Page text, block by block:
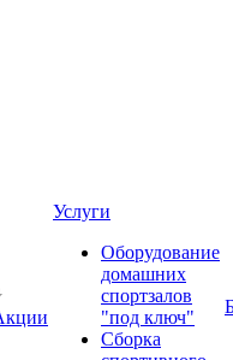
Услуги
Оборудование
домашних
спортзалов
"под ключ"
Сборка